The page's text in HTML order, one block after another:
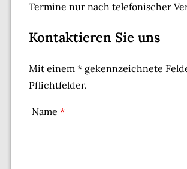
Termine nur nach telefonischer
Kontaktieren Sie uns
Mit einem * gekennzeichnete
Pflichtfelder.
Name *